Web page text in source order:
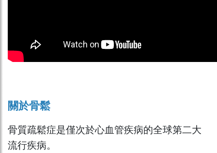
關於骨鬆
骨質疏鬆症是僅次於心血管疾病的全球第二大
流行疾病。